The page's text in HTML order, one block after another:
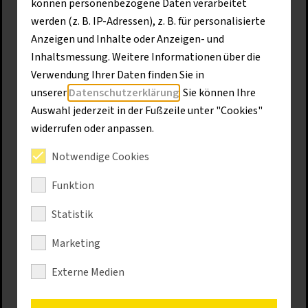
Bewirb Dich jetzt online auf eine
unserer Ausbildungsstellen!
Wir freuen uns auf Dich!
Offene Stellen
Was solltest Du mitbringen?
Begeisterung für die IT und die Arbeit mit
dem PC, Offenheit für neue Entwicklungen,
können personenbezogene Daten verarbeitet
werden (z. B. IP-Adressen), z. B. für personalisierte
Anzeigen und Inhalte oder Anzeigen- und
Inhaltsmessung. Weitere Informationen über die
Verwendung Ihrer Daten finden Sie in
unsererDatenschutzerklärung . Sie können Ihre
Auswahl jederzeit in der Fußzeile unter "Cookies"
widerrufen oder anpassen.
Notwendige Cookies
Funktion
Statistik
Marketing
Externe Medien